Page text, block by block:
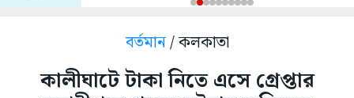
বর্তমান/ কলকাতা
কালীঘাটে টাকা নিতে এসে গ্রেপ্তার